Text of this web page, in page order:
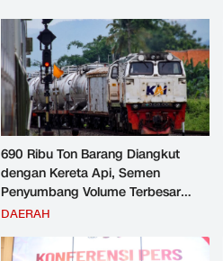
690 Ribu Ton Barang Diangkut
dengan Kereta Api, Semen
Penyumbang Volume Terbesar
Angkutan Barang KAI Daop 5
Tahun 2026
DAERAH